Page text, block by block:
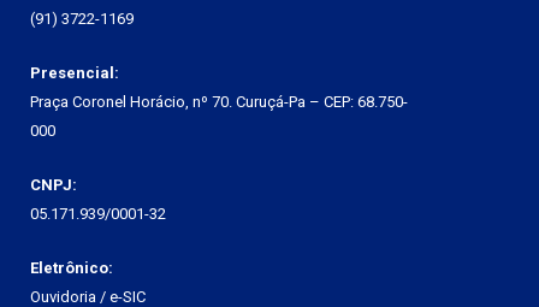
(91) 3722-1169
Presencial:
Praça Coronel Horácio, nº 70. Curuçá-Pa – CEP: 68.750-
000
CNPJ:
05.171.939/0001-32
Eletrônico:
Ouvidoria / e-SIC